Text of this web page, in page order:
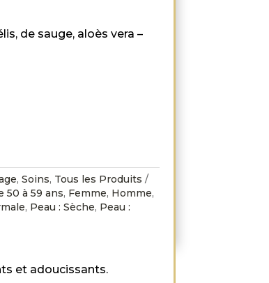
de sauge, aloès vera –
, Soins, Tous les Produits
50 à 59 ans, Femme, Homme,
, Peau : Sèche, Peau :
et adoucissants.